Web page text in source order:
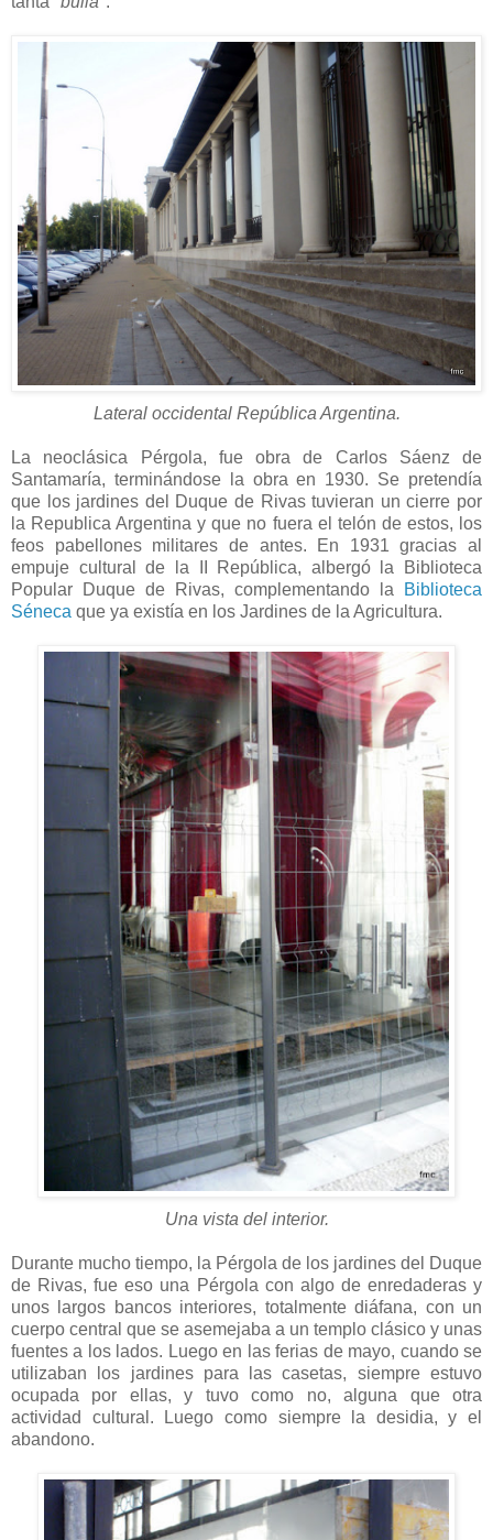
Lateral occidental República Argentina.
La neoclásica Pérgola, fue obra de Carlos Sáenz de
Santamaría, terminándose la obra en 1930. Se pretendía
que los jardines del Duque de Rivas tuvieran un cierre por
la Republica Argentina y que no fuera el telón de estos, los
feos pabellones militares de antes. En 1931 gracias al
empuje cultural de la II República, albergó la Biblioteca
Popular Duque de Rivas, complementando la
Biblioteca
Séneca que ya existía en los Jardines de la Agricultura.
Una vista del interior.
Durante mucho tiempo, la Pérgola de los jardines del Duque
de Rivas, fue eso una Pérgola con algo de enredaderas y
unos largos bancos interiores, totalmente diáfana, con un
cuerpo central que se asemejaba a un templo clásico y unas
fuentes a los lados. Luego en las ferias de mayo, cuando se
utilizaban los jardines para las casetas, siempre estuvo
ocupada por ellas, y tuvo como no, alguna que otra
actividad cultural. Luego como siempre la desidia, y el
abandono.